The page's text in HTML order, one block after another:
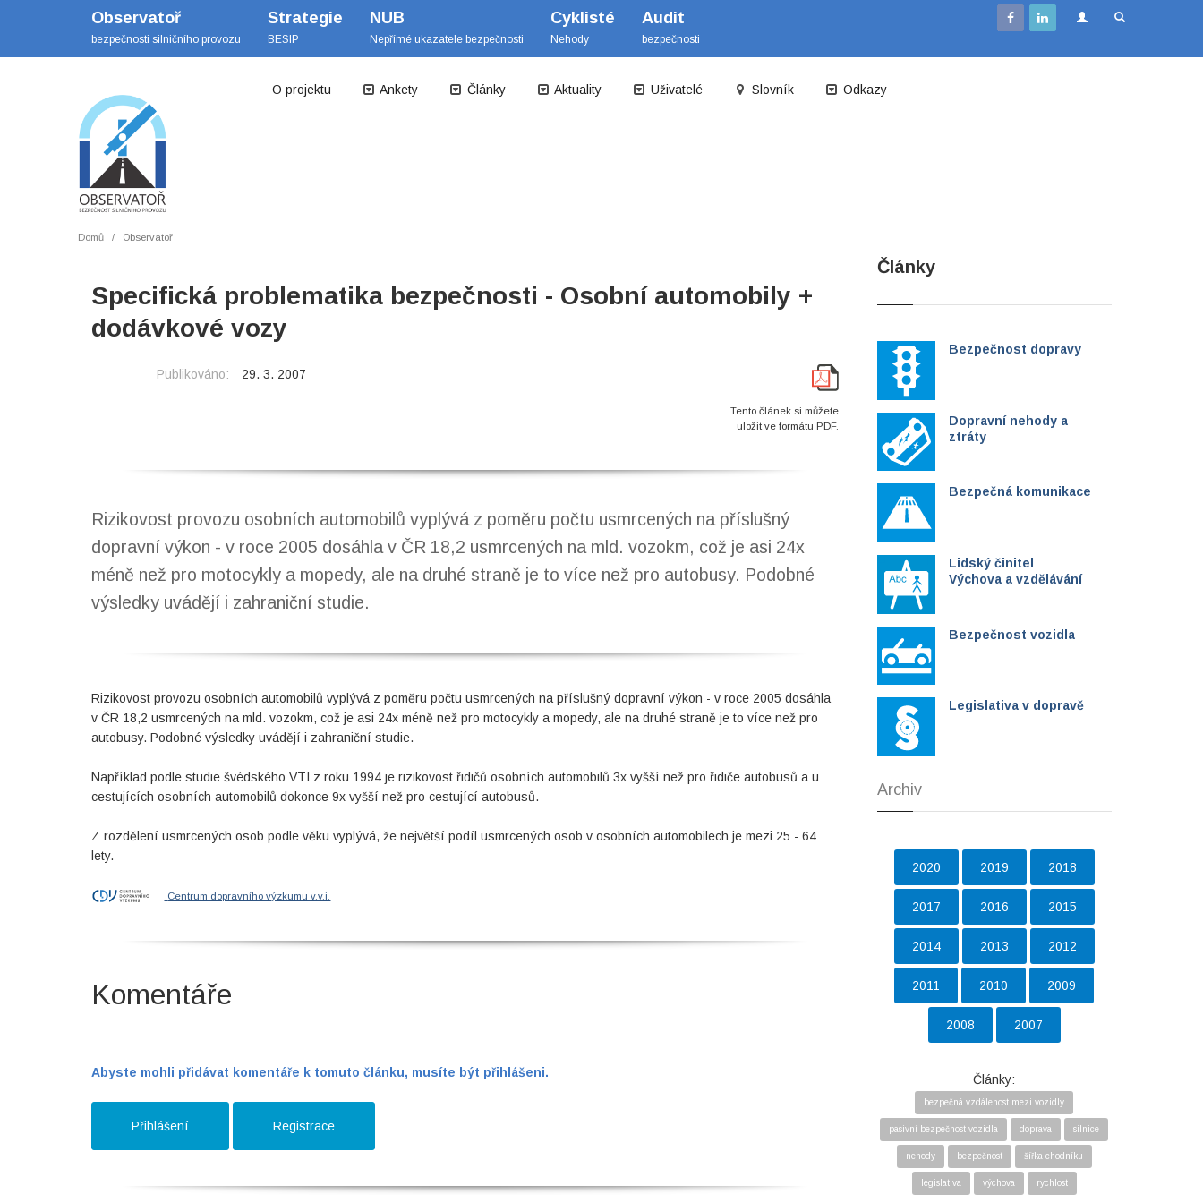
Observatoř
bezpečnosti silničního provozu
Strategie
BESIP
NUB
Nepřímé ukazatele bezpečnosti
Cyklisté
Nehody
Audit
bezpečnosti
O projektu Ankety Články Aktuality Uživatelé Slovník Odkazy
Domů Observatoř
Specifická problematika bezpečnosti - Osobní automobily +
dodávkové vozy
Publikováno: 29. 3. 2007
Tento článek si můžete
uložit ve formátu PDF.
Rizikovost provozu osobních automobilů vyplývá z poměru počtu usmrcených na příslušný
dopravní výkon - v roce 2005 dosáhla v ČR 18,2 usmrcených na mld. vozokm, což je asi 24x
méně než pro motocykly a mopedy, ale na druhé straně je to více než pro autobusy. Podobné
výsledky uvádějí i zahraniční studie.
Rizikovost provozu osobních automobilů vyplývá z poměru počtu usmrcených na příslušný dopravní výkon - v roce 2005 dosáhla
v ČR 18,2 usmrcených na mld. vozokm, což je asi 24x méně než pro motocykly a mopedy, ale na druhé straně je to více než pro
autobusy. Podobné výsledky uvádějí i zahraniční studie.
Například podle studie švédského VTI z roku 1994 je rizikovost řidičů osobních automobilů 3x vyšší než pro řidiče autobusů a u
cestujících osobních automobilů dokonce 9x vyšší než pro cestující autobusů.
Z rozdělení usmrcených osob podle věku vyplývá, že největší podíl usmrcených osob v osobních automobilech je mezi 25 - 64
lety.
Centrum dopravního výzkumu v.v.i.
Komentáře
Abyste mohli přidávat komentáře k tomuto článku, musíte být přihlášeni.
Přihlášení Registrace
Články
Bezpečnost dopravy
Dopravní nehody a
ztráty
Bezpečná komunikace
Lidský činitel
Výchova a vzdělávání
Bezpečnost vozidla
Legislativa v dopravě
Archiv
2020 2019 2018
2017 2016 2015
2014 2013 2012
2011 2010 2009
2008 2007
Články:
bezpečná vzdálenost mezi vozidly
pasivní bezpečnost vozidla doprava silnice
nehody bezpečnost šířka chodníku
legislativa výchova rychlost